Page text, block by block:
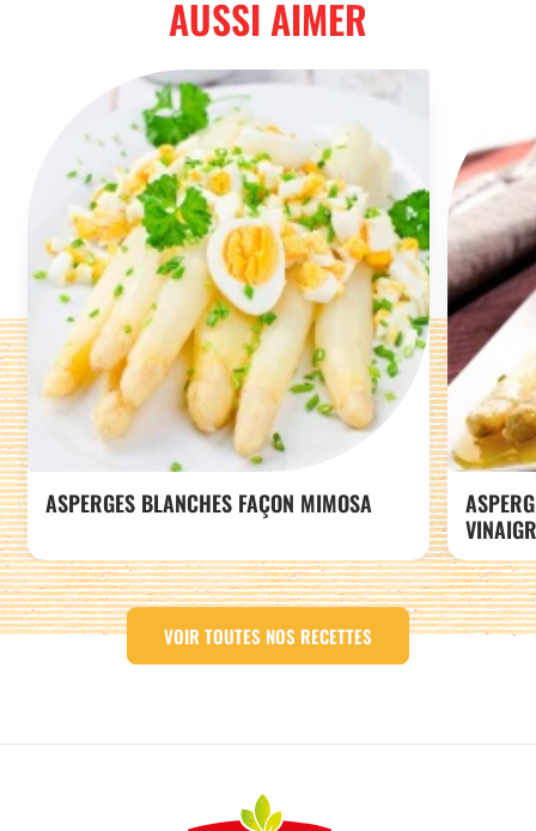
AUSSI AIMER
ASPERGES BLANCHES FAÇON MIMOSA
VOIR TOUTES NOS RECETTES